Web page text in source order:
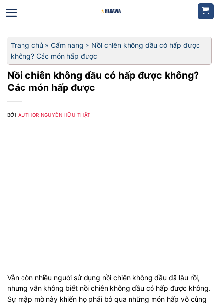
qua
Trang chủ » Cẩm nang » Nồi chiên không dầu có hấp được
không? Các món hấp được
Nồi chiên không dầu có hấp được không?
Các món hấp được
BỞI AUTHOR NGUYỄN HỮU THẬT
Vẫn còn nhiều người sử dụng nồi chiên không dầu đã lâu rồi,
nhưng vẫn không biết nồi chiên không dầu có hấp được không.
Sự mập mờ này khiến họ phải bỏ qua những món hấp vô cùng